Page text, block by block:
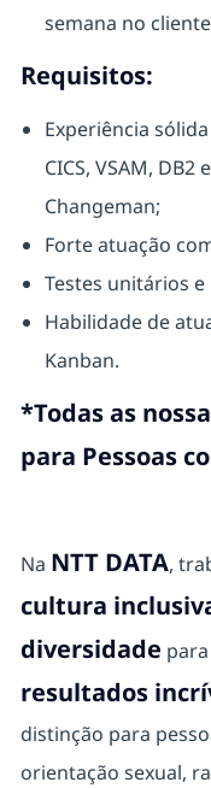
semana no
Requisitos:
Experiência
CICS, VSAM, DB2
Changeman;
Forte atuação
Testes unitários
Habilidade de
Kanban.
*Todas as
para Pessoas
Na NTT DATA,
cultura
diversidade
resultados
distinção para
orientação sexual,